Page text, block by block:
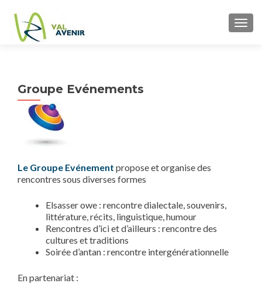
Groupe Evénements
Le Groupe Evénement propose et organise des
rencontres sous diverses formes
Elsasser owe : rencontre dialectale, souvenirs,
littérature, récits, linguistique, humour
Rencontres d’ici et d’ailleurs : rencontre des
cultures et traditions
Soirée d’antan : rencontre intergénérationnelle
En partenariat :